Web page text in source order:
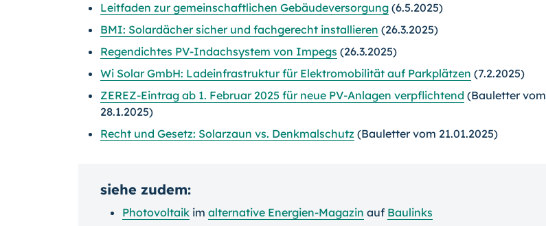
Leitfaden zur gemeinschaftlichen Gebäudeversorgung (6.5.2025)
BMI: Solardächer sicher und fachgerecht installieren (26.3.2025)
Regendichtes PV-Indachsystem von Impegs (26.3.2025)
Wi Solar GmbH: Ladeinfrastruktur für Elektromobilität auf Parkplätzen (7.2.2025)
ZEREZ-Eintrag ab 1. Februar 2025 für neue PV-Anlagen verpflichtend (Bauletter vom
28.1.2025)
Recht und Gesetz: Solarzaun vs. Denkmalschutz (Bauletter vom 21.01.2025)
siehe zudem:
Photovoltaik im alternative Energien-Magazin auf Baulinks